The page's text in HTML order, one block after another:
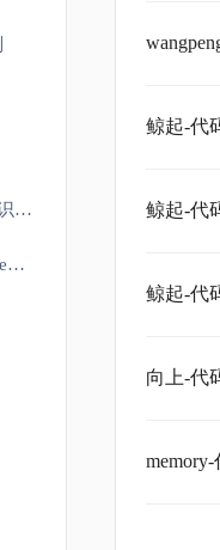
第二十三阶段：模型量化、剪枝与知识蒸馏
第二十四阶段：百度飞桨PaddlePaddle实战
鲸起-代
鲸起-代
鲸起-代
向上-代